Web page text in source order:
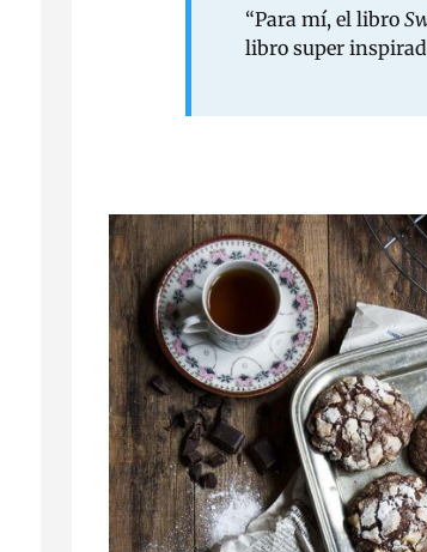
“Para mí, el libro
libro super